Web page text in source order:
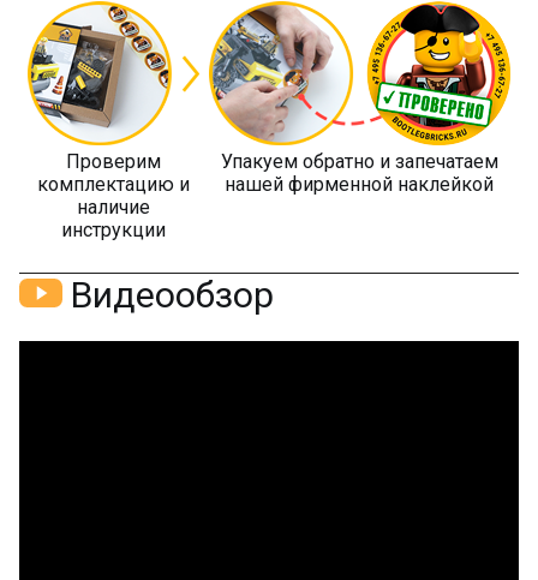
Проверим
комплектацию и
наличие
инструкции
Упакуем обратно и запечатаем
нашей фирменной наклейкой
Видеообзор